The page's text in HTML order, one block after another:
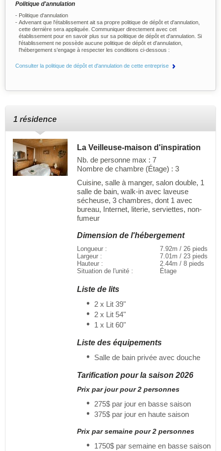
Politique d'annulation
Politique d'annulation
Advenant que l'établissement ait sa propre politique de dépôt et d'annulation,
cette dernière sera appliquée. Communiquer directement avec cet
établissement pour en savoir plus sur sa politique de dépôt et d'annulation. Si
l'établissement ne possède aucune politique de dépôt et d'annulation,
l'hébergement s'engage à respecter les conditions ci-dessous :
Consulter la politique de dépôt et d'annulation de cette entreprise
1 résidence
La Veilleuse-maison d'inspiration
Nb. de personne max : 7
Nombre de chambre (Étage) : 3
Cuisine, salle à manger, salon double, 1
salle de bain, walk-in avec laveuse
sécheuse, 3 chambres, dont 1 avec
bureau, Internet, literie, serviettes, non-
fumeur
Dimension de l'hébergement
Longueur :
7.92m / 26 pieds
Largeur :
7.01m / 23 pieds
Hauteur :
2.44m / 8 pieds
Situation de l'unité :
Étage
Liste de lits
2 x Lit 39"
2 x Lit 54"
1 x Lit 60"
Liste des équipements
Salle de bain privée avec douche
Tarification pour la saison 2026
Prix par jour pour 2 personnes
275$ par jour en basse saison
375$ par jour en haute saison
Prix par semaine pour 2 personnes
1750$ par semaine en basse saison